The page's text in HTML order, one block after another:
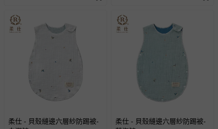
柔仕 - 貝殼縫邊六層紗防踢被-
柔仕 - 貝殼縫邊六層紗防踢被-